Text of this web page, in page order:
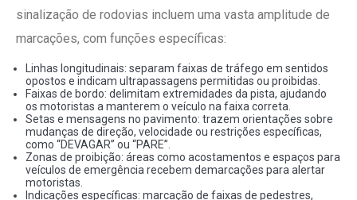
sinalização de rodovias incluem uma vasta amplitude de
marcações, com funções específicas:
Linhas longitudinais: separam faixas de tráfego em sentidos
opostos e indicam ultrapassagens permitidas ou proibidas.
Faixas de bordo: delimitam extremidades da pista, ajudando
os motoristas a manterem o veículo na faixa correta.
Setas e mensagens no pavimento: trazem orientações sobre
mudanças de direção, velocidade ou restrições específicas,
como “DEVAGAR” ou “PARE”.
Zonas de proibição: áreas como acostamentos e espaços para
veículos de emergência recebem demarcações para alertar
motoristas.
Indicações específicas: marcação de faixas de pedestres,